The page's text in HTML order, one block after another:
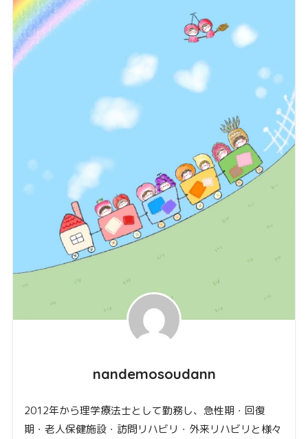
nandemosoudann
2012年から理学療法士として勤務し、急性期・回復
期・老人保健施設・訪問リハビリ・外来リハビリと様々